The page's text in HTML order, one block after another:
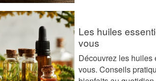
Les huiles
vous
Découvrez les
vous. Conseils